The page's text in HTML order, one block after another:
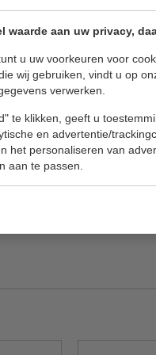
waarde aan uw privacy,
u uw voorkeuren voor
wij gebruiken, vindt u op
verwerken.
te klikken, geeft u
en advertentie/
het personaliseren van
aan te passen.
en foedraal
te slijpen.